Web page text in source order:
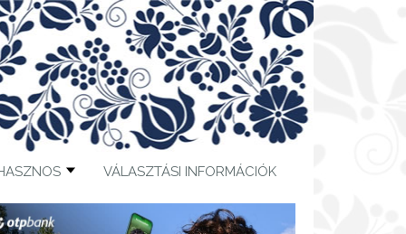
VÁLASZTÁSI INFORMÁCIÓK